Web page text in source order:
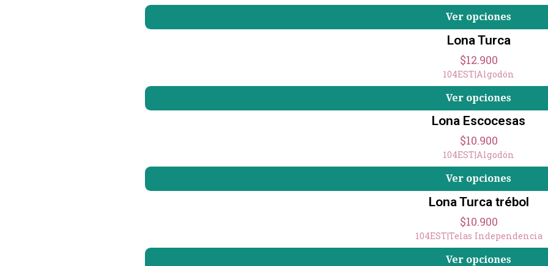
Ver opciones
Lona Turca
$12.900
104EST|Algodón
Ver opciones
Lona Escocesas
$10.900
104EST|Algodón
Ver opciones
Lona Turca trébol
$10.900
104EST|Telas Independencia
Ver opciones